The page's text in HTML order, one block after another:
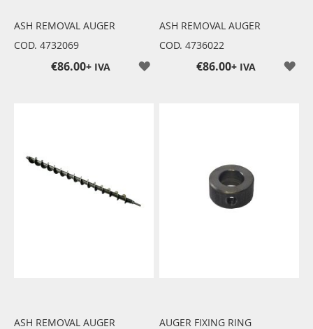
ASH REMOVAL AUGER
COD. 4732069
+ IVA
€86.00
ASH REMOVAL AUGER
COD. 4736022
+ IVA
€86.00
ASH REMOVAL AUGER
AUGER FIXING RING